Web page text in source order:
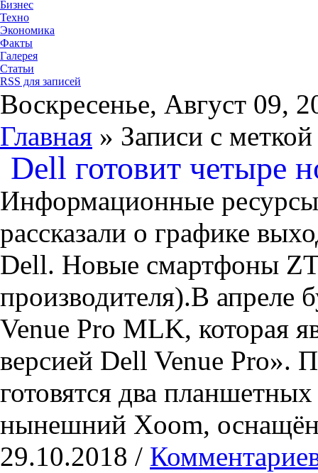
Бизнес
Техно
Экономика
Факты
Галерея
Статьи
RSS для записей
Воскресенье, Август 09,
Главная » Записи с
Dell готовит четыре
Информационные
рассказали о графике
Dell. Новые смартфоны
производителя).В апреле
Venue Pro MLK, которая
версией Dell Venue Pro».
готовятся два
нынешний Xoom,
29.10.2018 /